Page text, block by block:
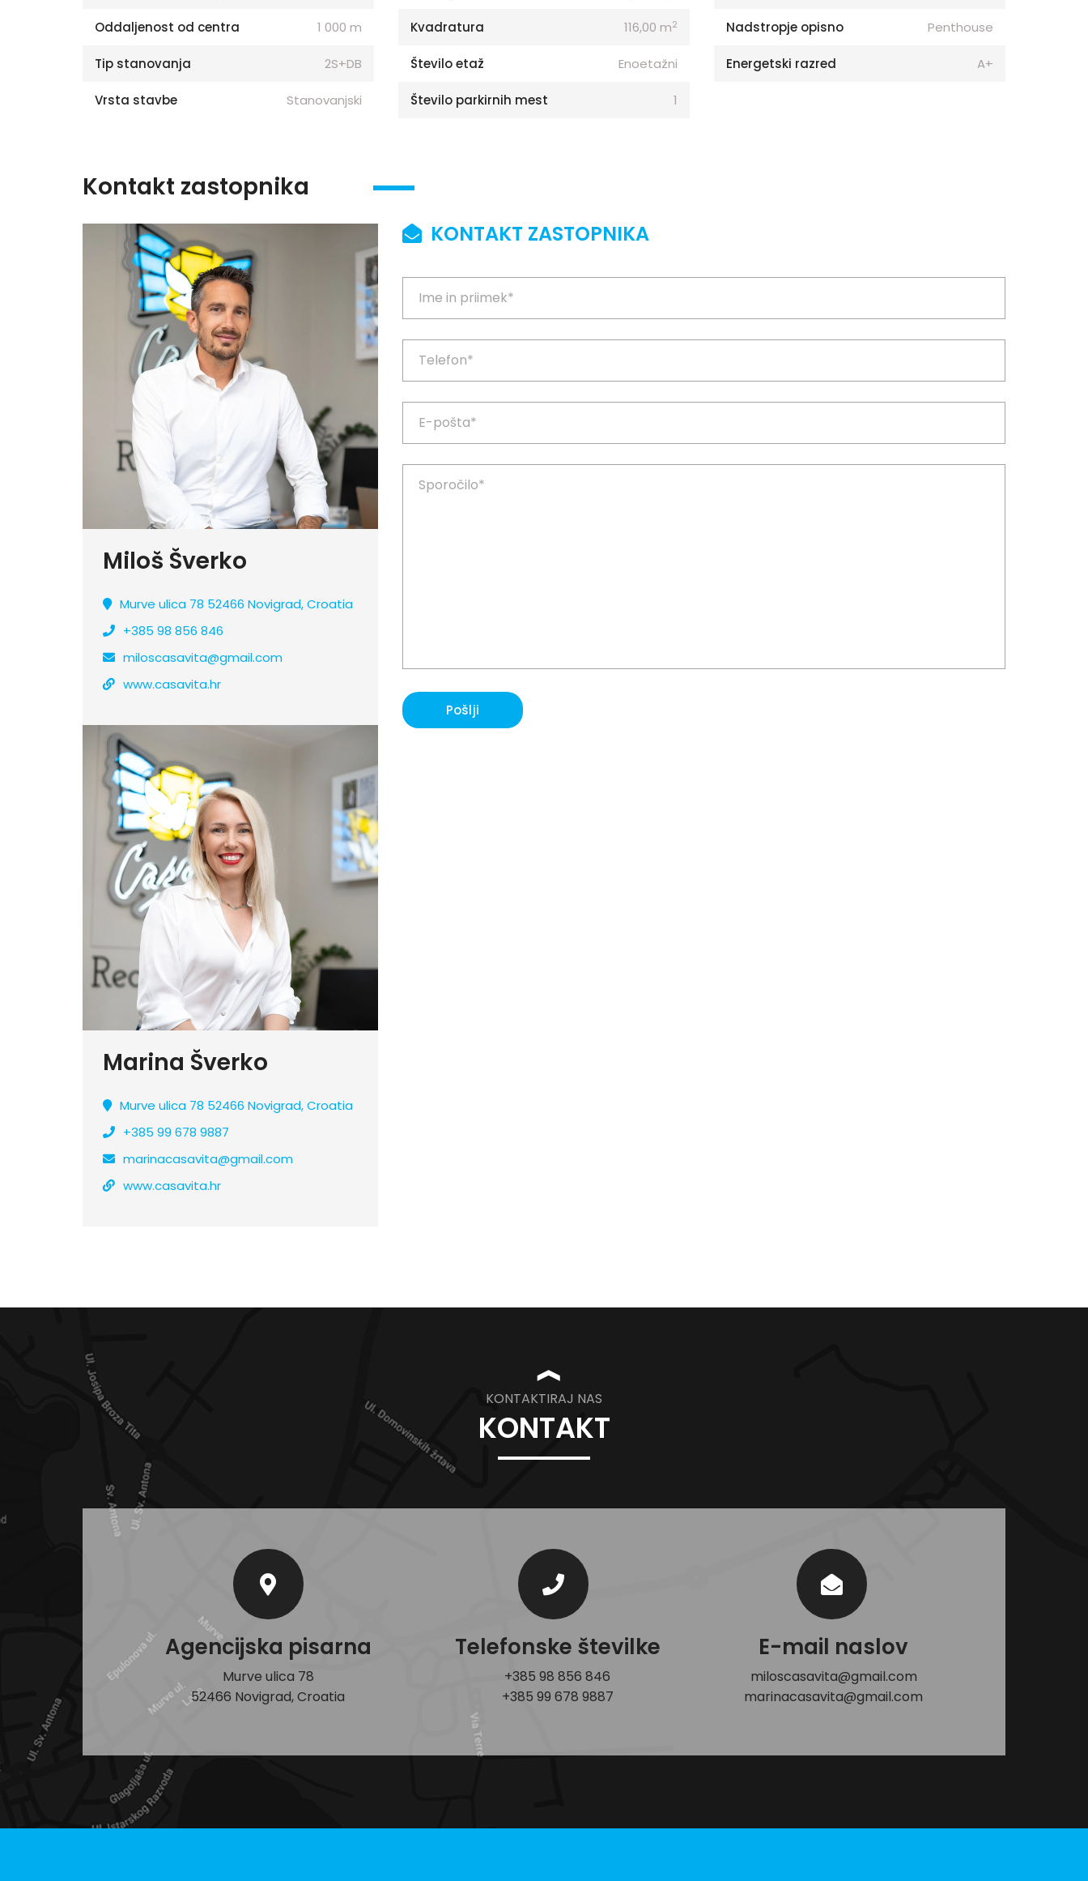
Oddaljenost od centra 1 000 m Kvadratura 116,00 m2 Nadstropje opisno Penthouse
Tip stanovanja 2S+DB Število etaž Enoetažni Energetski razred A+
Vrsta stavbe Stanovanjski Število parkirnih mest 1
Kontakt zastopnika
Miloš Šverko
Murve ulica 78 52466 Novigrad, Croatia
+385 98 856 846
miloscasavita@gmail.com
www.casavita.hr
Marina Šverko
Murve ulica 78 52466 Novigrad, Croatia
+385 99 678 9887
marinacasavita@gmail.com
www.casavita.hr
KONTAKT ZASTOPNIKA
Pošlji
❱
KONTAKTIRAJ NAS
KONTAKT
Agencijska pisarna
Murve ulica 78
52466 Novigrad, Croatia
Telefonske številke
+385 98 856 846
+385 99 678 9887
E-mail naslov
miloscasavita@gmail.com
marinacasavita@gmail.com